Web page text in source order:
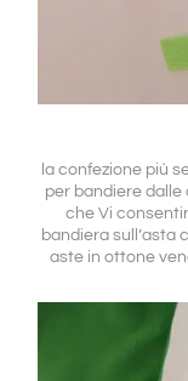
la confezione più
per bandiere dalle
che Vi
bandiera sull’asta
aste in ottone